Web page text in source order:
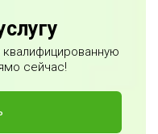
сейчас!